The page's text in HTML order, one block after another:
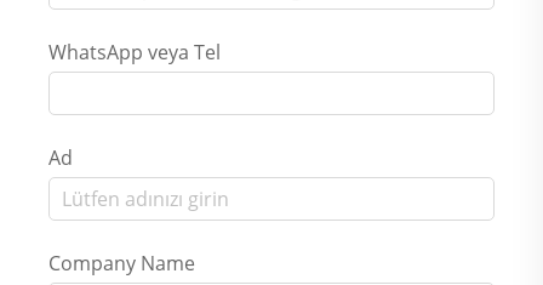
WhatsApp veya Tel
Ad
Company Name